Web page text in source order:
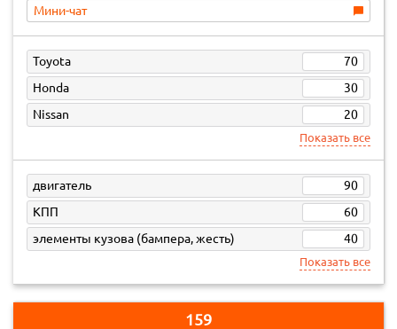
Мини-чат
Toyota
70
Honda
30
Nissan
20
Показать все
двигатель
90
КПП
60
элементы кузова (бампера, жесть)
40
Показать все
159